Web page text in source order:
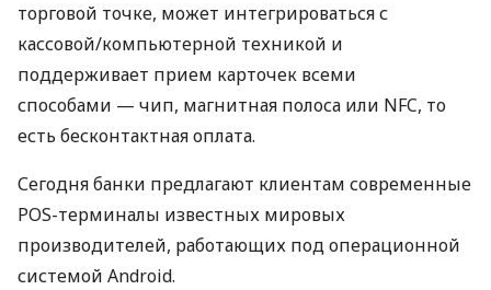
торговой точке, может интегрироваться с
кассовой/компьютерной техникой и
поддерживает прием карточек всеми
способами — чип, магнитная полоса или NFC, то
есть бесконтактная оплата.
Сегодня банки предлагают клиентам современные
POS-терминалы известных мировых
производителей, работающих под операционной
системой Android.